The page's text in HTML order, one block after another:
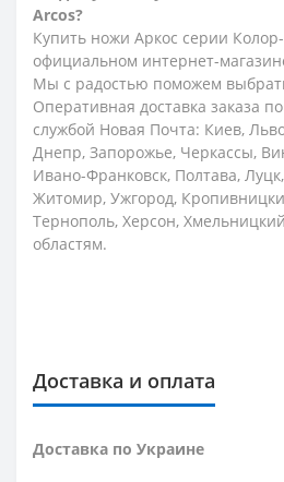
Arcos?
Купить ножи Аркос серии
официальном интернет-
Мы с радостью поможем
Оперативная доставка заказа
службой Новая Почта: Киев,
Днепр, Запорожье, Черкассы,
Ивано-Франковск, Полтава,
Житомир, Ужгород,
Тернополь, Херсон,
областям.
Доставка и оплата
Доставка по Украине